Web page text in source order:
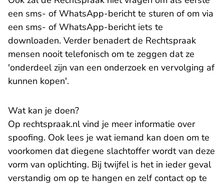
een sms- of WhatsApp-bericht te sturen of om via
een sms- of WhatsApp-bericht iets te
downloaden. Verder benadert de Rechtspraak
mensen nooit telefonisch om te zeggen dat ze
'onderdeel zijn van een onderzoek en vervolging af
kunnen kopen'.
Wat kan je doen?
Op rechtspraak.nl vind je meer informatie over
spoofing. Ook lees je wat iemand kan doen om te
voorkomen dat diegene slachtoffer wordt van deze
vorm van oplichting. Bij twijfel is het in ieder geval
verstandig om op te hangen en zelfcontact op te